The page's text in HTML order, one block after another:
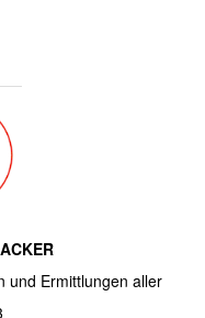
und Ermittlungen aller